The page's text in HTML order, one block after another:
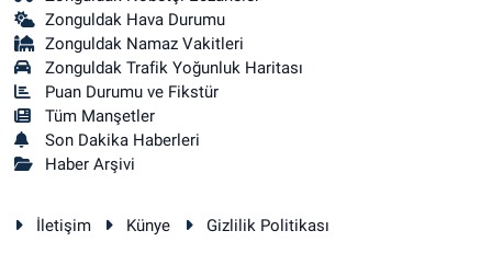
Zonguldak Hava Durumu
Zonguldak Namaz Vakitleri
Zonguldak Trafik Yoğunluk Haritası
Puan Durumu ve Fikstür
Tüm Manşetler
Son Dakika Haberleri
Haber Arşivi
İletişim Künye Gizlilik Politikası